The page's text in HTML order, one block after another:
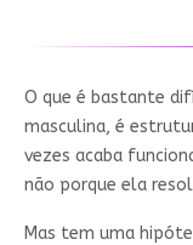
O que é bastante
masculina, é
vezes acaba
não porque ela
Mas tem uma